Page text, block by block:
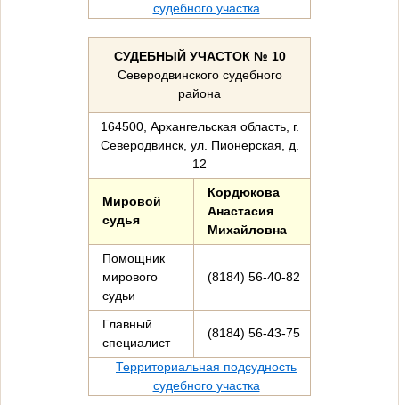
судебного участка
СУДЕБНЫЙ УЧАСТОК № 10
Северодвинского судебного
района
164500, Архангельская область, г.
Северодвинск, ул. Пионерская, д.
12
Мировой
судья
Кордюкова
Анастасия
Михайловна
Помощник
мирового
судьи
(8184) 56-40-82
Главный
специалист
(8184) 56-43-75
Территориальная подсудность
судебного участка